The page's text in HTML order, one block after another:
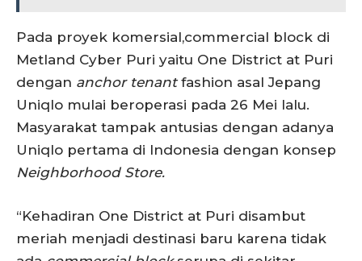
Pada proyek komersial,commercial block di
Metland Cyber Puri yaitu One District at Puri
dengan anchor tenantfashion asal Jepang
Uniqlo mulai beroperasi pada 26 Mei lalu.
Masyarakat tampak antusias dengan adanya
Uniqlo pertama di Indonesia dengan konsep
Neighborhood Store.
“Kehadiran One District at Puri disambut
meriah menjadi destinasi baru karena tidak